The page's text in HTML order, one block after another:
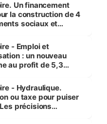
Un financement
la construction de 4
sociaux et
- Emploi et
: un nouveau
au profit de 5,3
- Hydraulique.
ou taxe pour puiser
Les précisions